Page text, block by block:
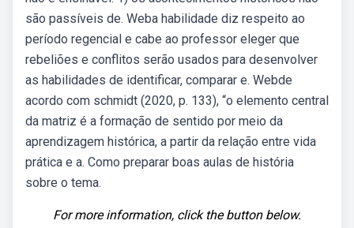
são passíveis de. Weba habilidade diz respeito ao
período regencial e cabe ao professor eleger que
rebeliões e conflitos serão usados para desenvolver
as habilidades de identificar, comparar e. Webde
acordo com schmidt (2020, p. 133), “o elemento central
da matriz é a formação de sentido por meio da
aprendizagem histórica, a partir da relação entre vida
prática e a. Como preparar boas aulas de história
sobre o tema.
For more information, click the button below.